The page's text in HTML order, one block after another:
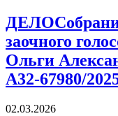
ДЕЛО
заочного
Ольги
А32-67980/
02.03.2026